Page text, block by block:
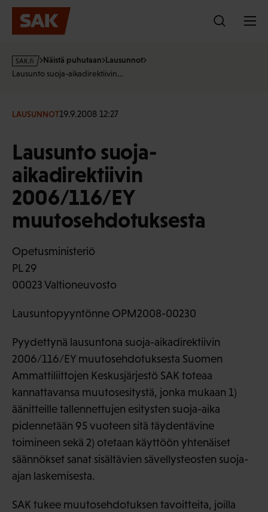
Hyppää
sisältöön
s
a
f
Näistä puhutaan Lausunnot
Lausunto suoja-aikadirektiivin…
LAUSUNNOT19.9.2008 12:27
Lausunto suoja-
aikadirektiivin
2006/116/EY
muutosehdotuksesta
Opetusministeriö
PL 29
00023 Valtioneuvosto
Lausuntopyyntönne OPM2008-00230
Pyydettynä lausuntona suoja-aikadirektiivin
2006/116/EY muutosehdotuksesta Suomen
Ammattiliittojen Keskusjärjestö SAK toteaa
kannattavansa muutosesitystä, jonka mukaan 1)
äänitteille tallennettujen esitysten suoja-aika
pidennetään 95 vuoteen sitä täydentävine
toimineen sekä 2) otetaan käyttöön yhtenäiset
säännökset sanat sisältävien sävellysteosten suoja-
ajan laskemisesta.
SAK tukee muutosehdotuksen tavoitteita, joilla